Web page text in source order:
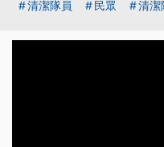
清潔隊員 民眾 清潔